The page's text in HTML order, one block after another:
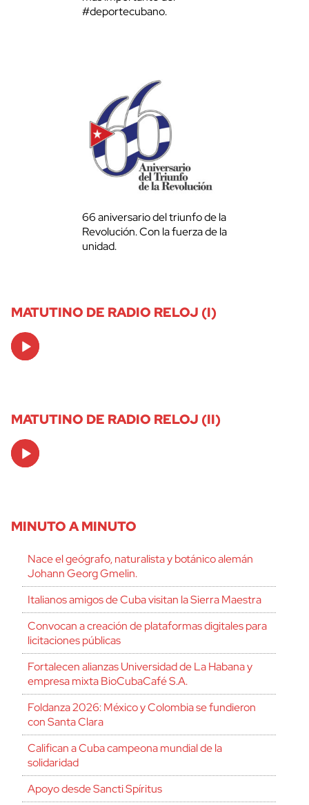
#deportecubano.
66 aniversario del triunfo de la
Revolución. Con la fuerza de la
unidad.
MATUTINO DE RADIO RELOJ (I)
Audio
Player
MATUTINO DE RADIO RELOJ (II)
Audio
Player
MINUTO A MINUTO
Nace el geógrafo, naturalista y botánico alemán
Johann Georg Gmelin.
Italianos amigos de Cuba visitan la Sierra Maestra
Convocan a creación de plataformas digitales para
licitaciones públicas
Fortalecen alianzas Universidad de La Habana y
empresa mixta BioCubaCafé S.A.
Foldanza 2026: México y Colombia se fundieron
con Santa Clara
Califican a Cuba campeona mundial de la
solidaridad
Apoyo desde Sancti Spíritus